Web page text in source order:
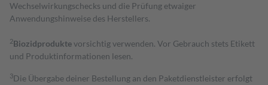
Wechselwirkungschecks und die Prüfung etwaiger
Anwendungshinweise des Herstellers.
2Biozidproduktevorsichtig verwenden. Vor Gebrauch stets Etikett
und Produktinformationen lesen.
3Die Übergabe deiner Bestellung an den Paketdienstleister erfolgt